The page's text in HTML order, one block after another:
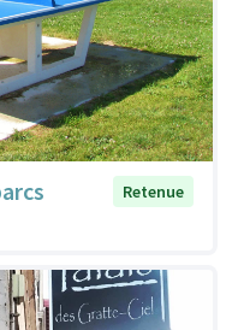
Retenue